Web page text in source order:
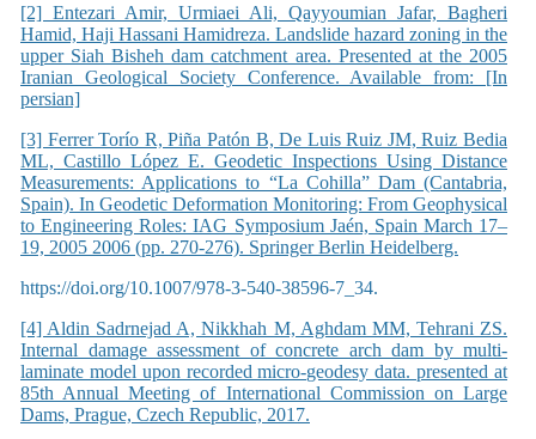
[2] Entezari Amir, Urmiaei Ali, Qayyoumian Jafar, Bagheri
Hamid, Haji Hassani Hamidreza. Landslide hazard zoning in the
upper Siah Bisheh dam catchment area. Presented at the 2005
Iranian Geological Society Conference. Available from: [In
persian]
[3] Ferrer Torío R, Piña Patón B, De Luis Ruiz JM, Ruiz Bedia
ML, Castillo López E. Geodetic Inspections Using Distance
Measurements: Applications to “La Cohilla” Dam (Cantabria,
Spain). In Geodetic Deformation Monitoring: From Geophysical
to Engineering Roles: IAG Symposium Jaén, Spain March 17–
19, 2005 2006 (pp. 270-276). Springer Berlin Heidelberg.
https://doi.org/10.1007/978-3-540-38596-7_34.
[4] Aldin Sadrnejad A, Nikkhah M, Aghdam MM, Tehrani ZS.
Internal damage assessment of concrete arch dam by multi-
laminate model upon recorded micro-geodesy data. presented at
85th Annual Meeting of International Commission on Large
Dams, Prague, Czech Republic, 2017.